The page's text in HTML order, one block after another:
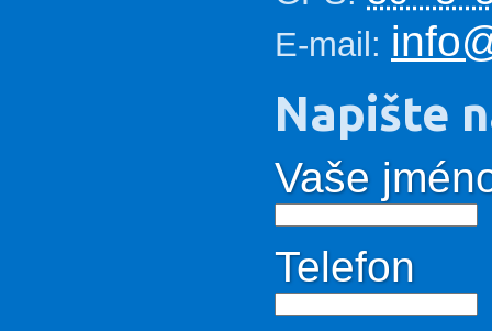
E-mail:
Napište
Vaše
Telefon